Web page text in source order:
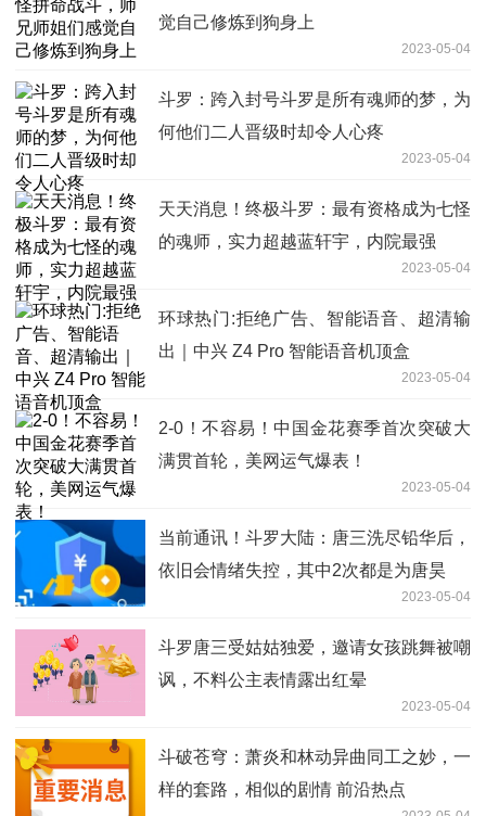
觉自己修炼到狗身上
2023-05-04
斗罗：跨入封号斗罗是所有魂师的梦，为
何他们二人晋级时却令人心疼
2023-05-04
天天消息！终极斗罗：最有资格成为七怪
的魂师，实力超越蓝轩宇，内院最强
2023-05-04
环球热门:拒绝广告、智能语音、超清输
出｜中兴 Z4 Pro 智能语音机顶盒
2023-05-04
2-0！不容易！中国金花赛季首次突破大
满贯首轮，美网运气爆表！
2023-05-04
当前通讯！斗罗大陆：唐三洗尽铅华后，
依旧会情绪失控，其中2次都是为唐昊
2023-05-04
斗罗唐三受姑姑独爱，邀请女孩跳舞被嘲
讽，不料公主表情露出红晕
2023-05-04
斗破苍穹：萧炎和林动异曲同工之妙，一
样的套路，相似的剧情 前沿热点